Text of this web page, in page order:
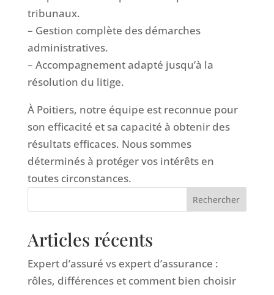
tribunaux.
– Gestion complète des démarches
administratives.
– Accompagnement adapté jusqu’à la
résolution du litige.
À Poitiers, notre équipe est reconnue pour
son efficacité et sa capacité à obtenir des
résultats efficaces. Nous sommes
déterminés à protéger vos intérêts en
toutes circonstances.
Rechercher
Articles récents
Expert d’assuré vs expert d’assurance :
rôles, différences et comment bien choisir